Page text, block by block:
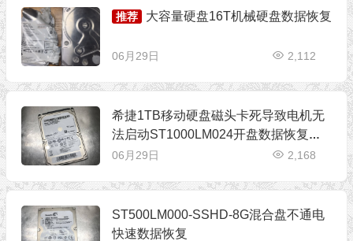
推荐 大容量硬盘16T机械硬盘数据恢复
06月29日 2,112
希捷1TB移动硬盘磁头卡死导致电机无
法启动ST1000LM024开盘数据恢复成
功
06月29日 2,168
ST500LM000-SSHD-8G混合盘不通电
快速数据恢复